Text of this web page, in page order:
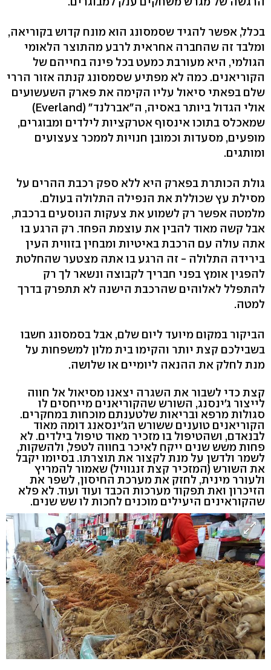
בכלל, אפשר להגיד שסמסונג הוא מונח קדוש בקוריאה,
ומלבד זה שהחברה אחראית לרבע מהתוצר הלאומי
הגולמי, היא מעורבת כמעט בכל פינה בחייהם של
הקוריאנים. כמה לא מפתיע שסמסונג קנתה אזור הררי
שלם בפאתי סיאול עליו הקימה את פארק השעשועים
אולי הגדול ביותר באסיה, ה"אברלנד" (Everland)
שמאכלס בתוכו אינסוף אטרקציות לילדים ומבוגרים,
מופעים, מסעדות וכמובן חנויות לממכר צעצועים
ומותגים.
גולת הכותרת בפארק היא ללא ספק רכבת ההרים על
מסילת עץ שכוללת את הנפילה התלולה בעולם.
מלמטה אפשר רק לשמוע את צעקות הנוסעים ברכבת,
אבל קשה מאוד להבין את עוצמת הפחד. רק הרגע בו
אתה עולה עם הרכבת באיטיות ומבחין בזווית העין
בירידה התלולה - זה הרגע בו אתה מצטער שהחלטת
להפגין אומץ בפני חבריך לקבוצה ונשאר לך רק
להתפלל לאלוהים שהרכבת הישנה לא תתפרק בדרך
למטה.
הביקור במקום מיועד ליום שלם, אבל בסמסונג חשבו
בשבילכם קצת יותר והקימו בית מלון למשפחות על
מנת לחלק את ההנאה ליומיים או שלושה.
קצת כדי לשבור את השגרה יצאנו מסיאול אל חווה
לייצור ג'ינסנג, השורש שהקוריאנים מייחסים לו
סגולות מרפא ובריאות שלטענתם מוכחות במחקרים.
הקוריאנים טוענים ששורש הג'ינסאנג דומה מאוד
לבנאדם, ושהטיפול בו מזכיר מאוד טיפול בילדים. לא
פחות משש שנים ייקח לאיכר בחווה לטפל, ולהשקות,
לשמר ולדשן על מנת לקצור את תוצרתו. בסיומו יקבל
את השורש (המזכיר קצת זנגוויל) שאמור להמריץ
ולעורר מינית, לחזק את מערכת החיסון, לשפר את
הזיכרון ואת תפקוד מערכות הכבד ועוד ועוד. לא פלא
שהקוראינים היעילים מוכנים לחכות לו שש שנים.